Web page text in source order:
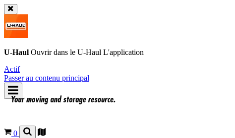
U-Haul Ouvrir dans le U-Haul L'application
Actif
Passer au contenu principal
0